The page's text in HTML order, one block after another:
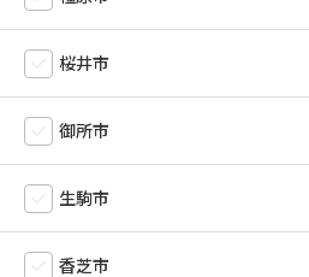
桜井市
御所市
生駒市
香芝市